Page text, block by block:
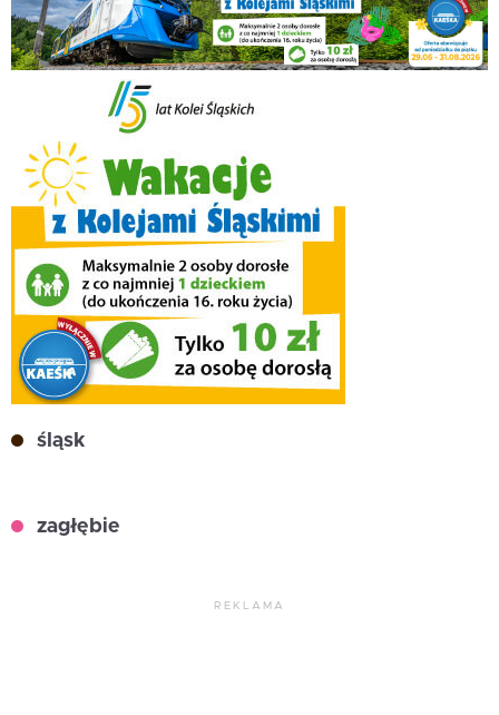
śląsk
zagłębie
REKLAMA